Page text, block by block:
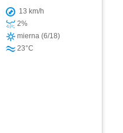
13 km/h
2%
mierna (6/18)
23°C